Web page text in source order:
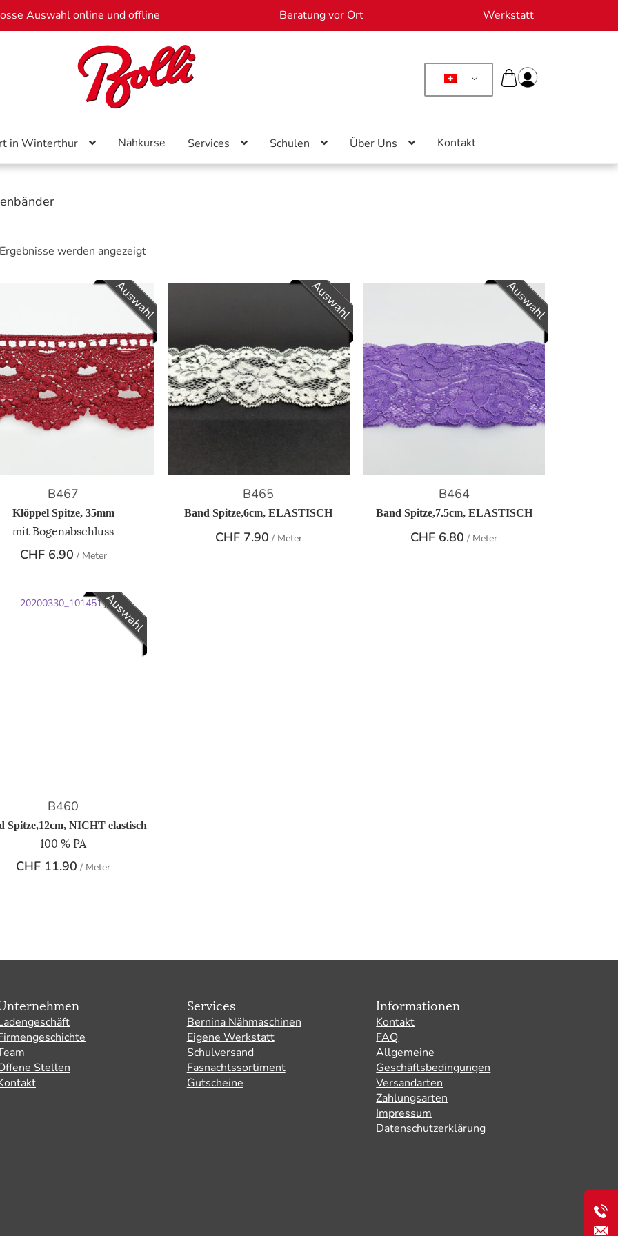
Auswahl online und offline Beratung vor Ort Werkstatt
in Winterthur Nähkurse Services Schulen Über Uns Kontakt
werden angezeigt
B467
Klöppel Spitze, 35mm
mit Bogenabschluss
CHF6.90 / Meter
B465
Band Spitze,6cm, ELASTISCH
CHF7.90 / Meter
B464
Band Spitze,7.5cm, ELASTISCH
CHF 6.80 / Meter
B460
Spitze,12cm, NICHT elastisch
100 % PA
CHF 11.90 / Meter
Stellen
Services
Bernina Nähmaschinen
Eigene Werkstatt
Schulversand
Fasnachtssortiment
Gutscheine
Informationen
Kontakt
FAQ
Allgemeine
Geschäftsbedingungen
Versandarten
Zahlungsarten
Impressum
Datenschutzerklärung